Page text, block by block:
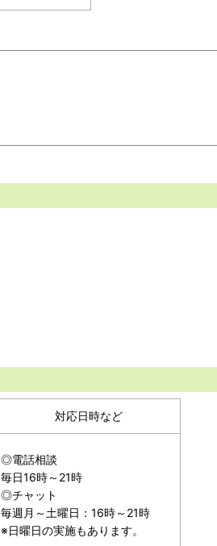
対応日時など
◎電話相談
毎日16時～21時
◎チャット
毎週月～土曜日：16時～21時
※日曜日の実施もあります。